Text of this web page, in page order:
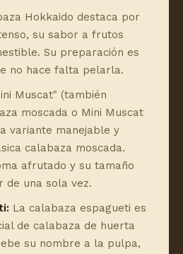
Hokkaido destaca por
su sabor a frutos
Su preparación es
no hace falta pelarla.
Muscat" (también
moscada o Mini Muscat
variante manejable y
calabaza moscada.
afrutado y su tamaño
de una sola vez.
La calabaza espagueti es
de calabaza de huerta
su nombre a la pulpa,